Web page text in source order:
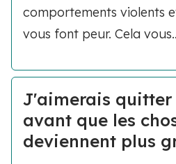
comportements violents
vous font peur. Cela
J'aimerais quitter
avant que les
deviennent plus